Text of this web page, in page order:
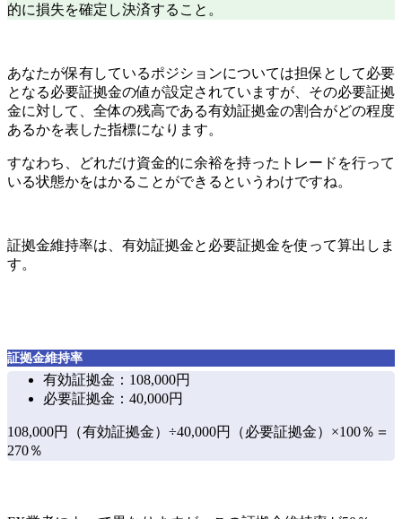
的に損失を確定し決済すること。
あなたが保有しているポジションについては担保として必要
となる必要証拠金の値が設定されていますが、その必要証拠
金に対して、全体の残高である有効証拠金の割合がどの程度
あるかを表した指標になります。
すなわち、
どれだけ資金的に余裕を持ったトレードを行って
いる状態かをはかることができる というわけですね。
証拠金維持率は、有効証拠金と必要証拠金を使って算出 しま
す。
証拠金維持率
有効証拠金：108,000円
必要証拠金：40,000円
108,000円（有効証拠金）÷40,000円（必要証拠金）×100％＝
270％